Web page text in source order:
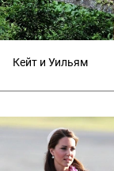
Кейт и Уильям